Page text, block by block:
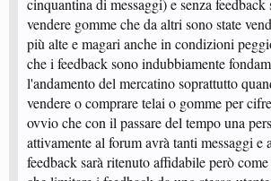
cinquantina di messaggi) e senza feedback
vendere gomme che da altri sono state
più alte e magari anche in condizioni
che i feedback sono indubbiamente
l'andamento del mercatino soprattutto
vendere o comprare telai o gomme per
ovvio che con il passare del tempo una
attivamente al forum avrà tanti messaggi e
feedback sarà ritenuto affidabile però